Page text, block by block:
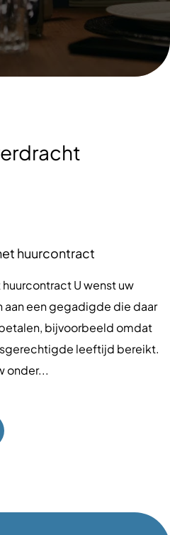
huurcontract
U wenst uw
een gegadigde die daar
bijvoorbeeld omdat
leeftijd bereikt.
onder...